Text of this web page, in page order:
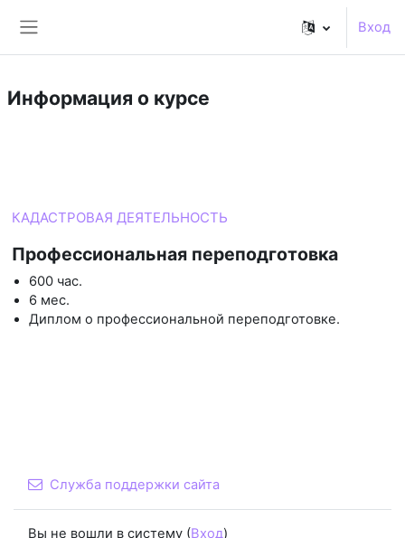
Вход
Информация о курсе
КАДАСТРОВАЯ ДЕЯТЕЛЬНОСТЬ
Профессиональная переподготовка
600 час.
6 мес.
Диплом о профессиональной переподготовке.
Служба поддержки сайта
Вы не вошли в систему (Вход)